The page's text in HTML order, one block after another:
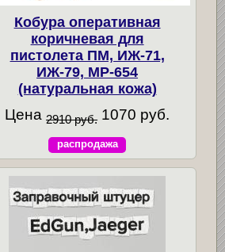
Кобура оперативная
коричневая для
пистолета ПМ, ИЖ-71,
ИЖ-79, МР-654
(натуральная кожа)
Цена 2910 руб. 1070 руб.
распродажа